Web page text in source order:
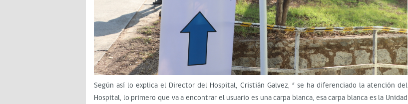
Según así lo explica el Director del Hospital, Cristián Galvez, “ se ha diferenciado la atención del
Hospital, lo primero que va a encontrar el usuario es una carpa blanca, esa carpa blanca es la Unidad